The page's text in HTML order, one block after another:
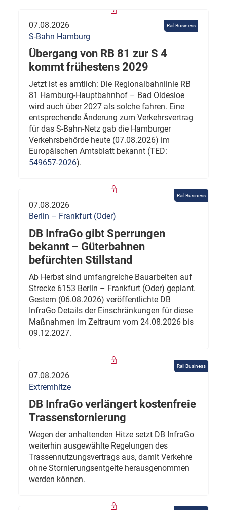
Rail Business
07.08.2026
S-Bahn Hamburg
Übergang von RB 81 zur S 4
kommt frühestens 2029
Jetzt ist es amtlich: Die Regionalbahnlinie RB
81 Hamburg-Hauptbahnhof – Bad Oldesloe
wird auch über 2027 als solche fahren. Eine
entsprechende Änderung zum Verkehrsvertrag
für das S-Bahn-Netz gab die Hamburger
Verkehrsbehörde heute (07.08.2026) im
Europäischen Amtsblatt bekannt (TED:
549657-2026).
Rail Business
07.08.2026
Berlin – Frankfurt (Oder)
DB InfraGo gibt Sperrungen
bekannt – Güterbahnen
befürchten Stillstand
Ab Herbst sind umfangreiche Bauarbeiten auf
Strecke 6153 Berlin – Frankfurt (Oder) geplant.
Gestern (06.08.2026) veröffentlichte DB
InfraGo Details der Einschränkungen für diese
Maßnahmen im Zeitraum vom 24.08.2026 bis
09.12.2027.
Rail Business
07.08.2026
Extremhitze
DB InfraGo verlängert kostenfreie
Trassenstornierung
Wegen der anhaltenden Hitze setzt DB InfraGo
weiterhin ausgewählte Regelungen des
Trassennutzungsvertrags aus, damit Verkehre
ohne Stornierungsentgelte herausgenommen
werden können.